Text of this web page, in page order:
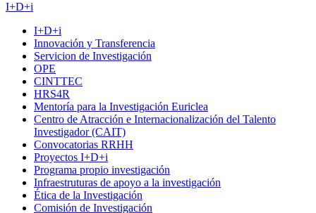
I+D+i
I+D+i
Innovación y Transferencia
Servicion de Investigación
OPE
CINTTEC
HRS4R
Mentoría para la Investigación Euriclea
Centro de Atracción e Internacionalización del Talento
Investigador (CAIT)
Convocatorias RRHH
Proyectos I+D+i
Programa propio investigación
Infraestruturas de apoyo a la investigación
Ética de la Investigación
Comisión de Investigación